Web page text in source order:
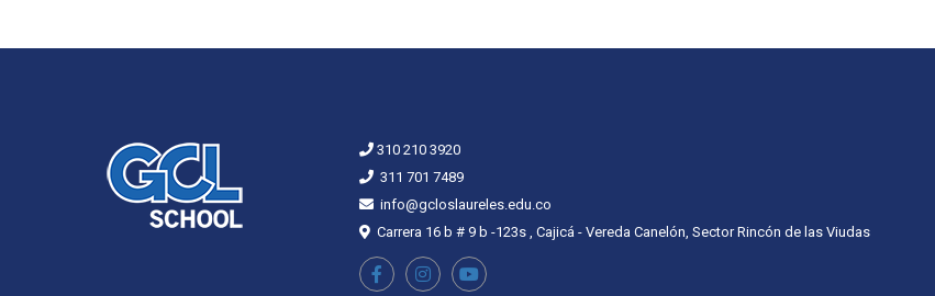
310 210 3920
311 701 7489
info@gcloslaureles.edu.co
Carrera 16 b # 9 b -123s , Cajicá - Vereda Canelón, Sector Rincón de las Viudas